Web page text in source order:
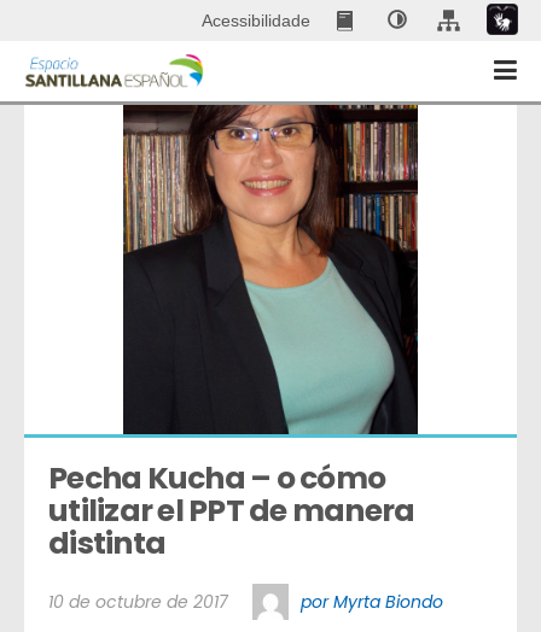
Acessibilidade
Pecha Kucha – o cómo
utilizar el PPT de manera
distinta
10 de octubre de 2017 por Myrta Biondo